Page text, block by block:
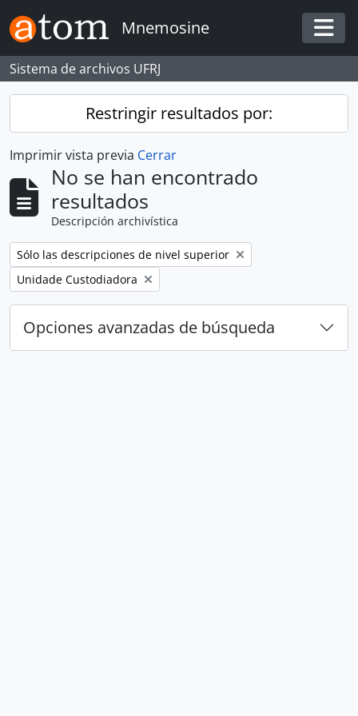
Skip to main content
Mnemosine
Sistema de archivos UFRJ
Restringir resultados por:
Imprimir vista previa Cerrar
No se han encontrado
resultados
Descripción archivística
Remove filter:
Sólo las descripciones de nivel superior
Remove filter:
Unidade Custodiadora
Opciones avanzadas de búsqueda